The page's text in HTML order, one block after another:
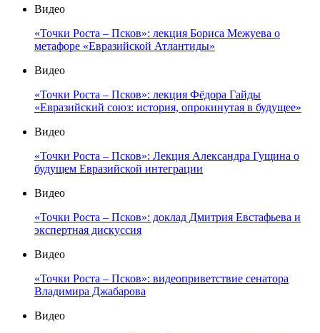
Видео
«Точки Роста – Псков»: лекция Бориса Межуева о
метафоре «Евразийской Атлантиды»
Видео
«Точки Роста – Псков»: лекция Фёдора Гайды
«Евразийский союз: история, опрокинутая в будущее»
Видео
«Точки Роста – Псков»: Лекция Александра Гущина о
будущем Евразийской интеграции
Видео
«Точки Роста – Псков»: доклад Дмитрия Евстафьева и
экспертная дискуссия
Видео
«Точки Роста – Псков»: видеоприветствие сенатора
Владимира Джабарова
Видео